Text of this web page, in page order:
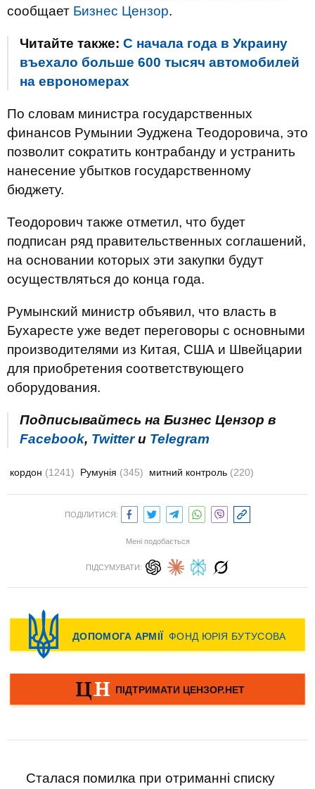
сообщает Бизнес Цензор.
Читайте также: С начала года в Украину
въехало больше 600 тысяч автомобилей
на еврономерах
По словам министра государственных
финансов Румынии Эуджена Теодоровича, это
позволит сократить контрабанду и устранить
нанесение убытков государственному
бюджету.
Теодорович также отметил, что будет
подписан ряд правительственных соглашений,
на основании которых эти закупки будут
осуществляться до конца года.
Румынский министр объявил, что власть в
Бухаресте уже ведет переговоры с основными
производителями из Китая, США и Швейцарии
для приобретения соответствующего
оборудования.
Подписывайтесь на Бизнес Цензор в
Facebook, Twitterи Telegram
кордон (1241) Румунія (345) митний контроль (220)
ПОДІЛИТИСЯ:
Мені подобається
ПІДСУМУВАТИ:
Сталася помилка при отриманні списку